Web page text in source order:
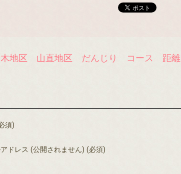
木地区 山直地区 だんじり コース 距離
須)
ドレス (公開されません) (必須)